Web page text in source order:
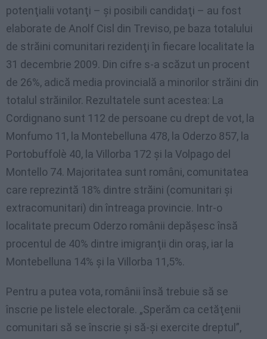
potenţialii votanţi – şi posibili candidaţi – au fost
elaborate de Anolf Cisl din Treviso, pe baza totalului
de străini comunitari rezidenţi în fiecare localitate la
31 decembrie 2009. Din cifre s-a scăzut un procent
de 26%, adică media provincială a minorilor străini din
totalul străinilor. Rezultatele sunt acestea: La
Cordignano sunt 112 de persoane cu drept de vot, la
Monfumo 11, la Montebelluna 478, la Oderzo 857, la
Portobuffolè 40, la Villorba 172 şi la Volpago del
Montello 74. Majoritatea sunt români, comunitatea
care reprezintă 18% dintre străini (comunitari şi
extracomunitari) din întreaga provincie. Intr-o
localitate precum Oderzo românii depăşesc însă
procentul de 40% dintre imigranţii din oraş, iar la
Montebelluna 14% şi la Villorba 11,5%.
Pentru a putea vota, românii însă trebuie să se
înscrie pe listele electorale. „Sperăm ca cetăţenii
comunitari să se înscrie şi să-şi exercite dreptul”,